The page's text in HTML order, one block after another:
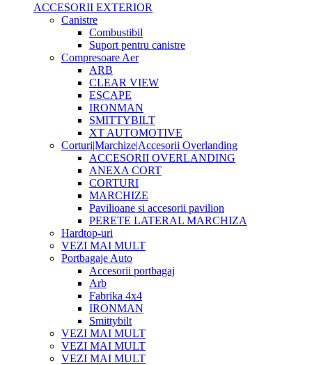
ACCESORII EXTERIOR
Canistre
Combustibil
Suport pentru canistre
Compresoare Aer
ARB
CLEAR VIEW
ESCAPE
IRONMAN
SMITTYBILT
XT AUTOMOTIVE
Corturi|Marchize|Accesorii Overlanding
ACCESORII OVERLANDING
ANEXA CORT
CORTURI
MARCHIZE
Pavilioane si accesorii pavilion
PERETE LATERAL MARCHIZA
Hardtop-uri
VEZI MAI MULT
Portbagaje Auto
Accesorii portbagaj
Arb
Fabrika 4x4
IRONMAN
Smittybilt
VEZI MAI MULT
VEZI MAI MULT
VEZI MAI MULT